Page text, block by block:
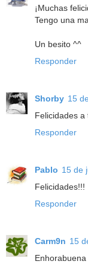
¡Muchas
Tengo una
Un besito ^^
Responder
Shorby 15
Felicidades a
Responder
Pablo 15 de
Felicidades!!!
Responder
Carm9n 15